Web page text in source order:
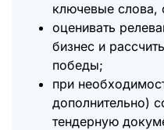
ключевые слова,
оценивать
бизнес и
победы;
при
дополнительно)
тендерную